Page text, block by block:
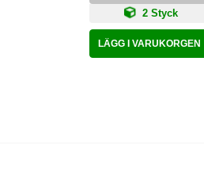
2 Styck
LÄGG I VARUKORGEN